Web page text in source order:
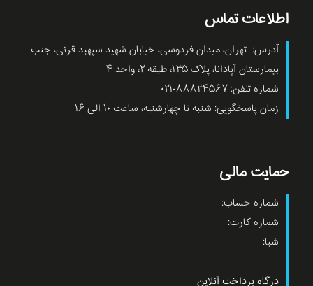
اطلاعات تماس
آدرس: تهران، میدان فردوسی، خیابان شهید سپهبد قرنی، جنب
بیمارستان آپادانا، پلاک ۱۳۵، طبقه ۲، واحد ۴
شماره تلفن: ۸۸۸۳۴۵۶۷-۰۲۱
زمان پاسخگویی: شنبه تا چهارشنبه، ساعت ۱۰ الی ۱۶
حمایت مالی
شماره حساب:
شماره کارت:
شبا:
درگاه پرداخت آنلاین